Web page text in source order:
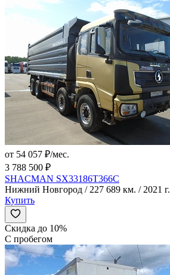
от 54 057 ₽/мес.
3 788 500 ₽
SHACMAN SX33186T366C
Нижний Новгород / 227 689 км. / 2021 г.
Купить
Скидка до 10%
С пробегом